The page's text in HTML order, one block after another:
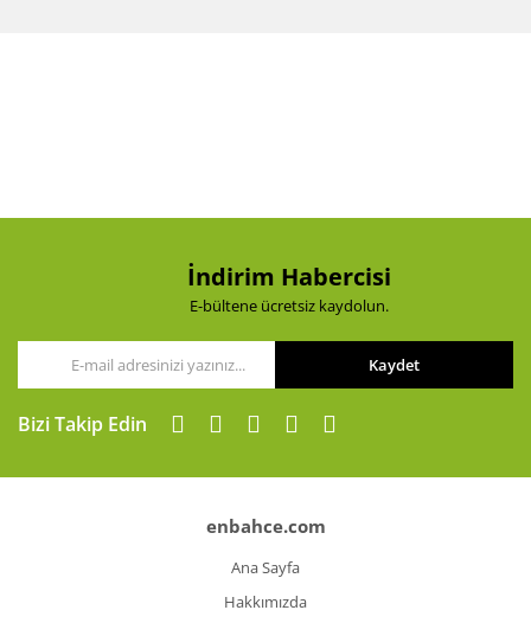
İndirim Habercisi
E-bültene ücretsiz kaydolun.
Kaydet
Bizi Takip Edin
enbahce.com
Ana Sayfa
Hakkımızda